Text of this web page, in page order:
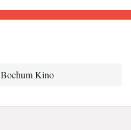
Bochum Kino